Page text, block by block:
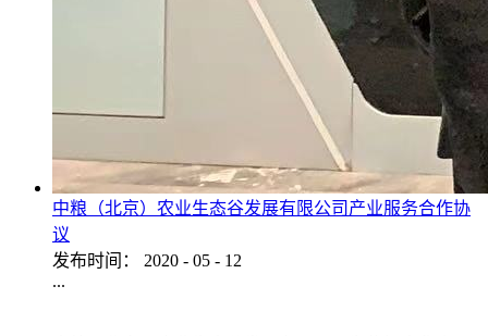
中粮（北京）农业生态谷发展有限公司产业服务合作协
议
发布时间：
2020 - 05 - 12
...